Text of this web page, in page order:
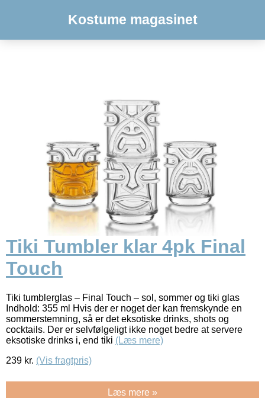
Kostume magasinet
Tiki Tumbler klar 4pk Final
Touch
Tiki tumblerglas – Final Touch – sol, sommer og tiki glas
Indhold: 355 ml Hvis der er noget der kan fremskynde en
sommerstemning, så er det eksotiske drinks, shots og
cocktails. Der er selvfølgeligt ikke noget bedre at servere
eksotiske drinks i, end tiki (Læs mere)
239 kr. (Vis fragtpris)
Læs mere »